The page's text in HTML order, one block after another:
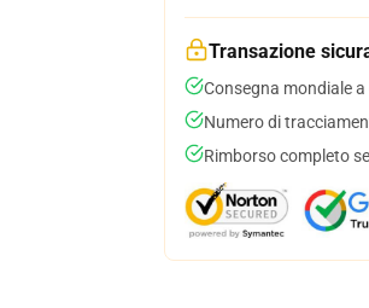
Transazione
Consegna mondiale
Numero di
Rimborso completo